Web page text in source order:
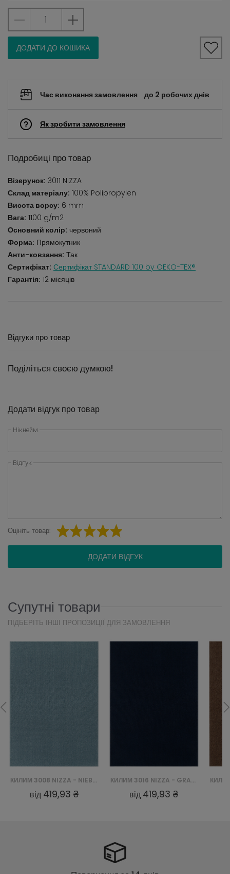
ДОДАТИ ДО КОШИКА
Час виконання замовлення до 2 робочих днів
Як зробити замовлення
Подробиці про товар
Візерунок: 3011 NIZZA
Склад матеріалу: 100% Polipropylen
Висота ворсу: 6 mm
Вага: 1100 g/m2
Основний колір: червоний
Форма: Прямокутник
Анти-ковзання: Так
Сертифікат: Сертифікат STANDARD 100 by OEKO-TEX®
Гарантія: 12 місяців
Відгуки про товар
Поділіться своєю думкою!
Додати відгук про товар
Нікнейм
Відгук
Оцініть товар:
ДОДАТИ ВІДГУК
Супутні товари
ПІДБЕРІТЬ ІНШІ ПРОПОЗИЦІЇ ДЛЯ ЗАМОВЛЕННЯ
КИЛИМ 3008 NIZZA - NIEBIESKI
від 419,93 ₴
КИЛИМ 3016 NIZZA - GRANATOWY
від 419,93 ₴